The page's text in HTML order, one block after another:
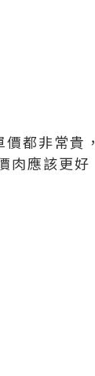
都非常貴，
肉應該更好